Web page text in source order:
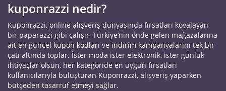
kuponrazzi nedir?
Kuponrazzi, online alışveriş dünyasında fırsatları kovalayan
bir paparazzi gibi çalışır, Türkiye’nin önde gelen mağazalarına
ait en güncel kupon kodları ve indirim kampanyalarını tek bir
çatı altında toplar. İster moda ister elektronik, ister günlük
ihtiyaçlar olsun, her kategoride en uygun fırsatları
kullanıcılarıyla buluşturan Kuponrazzi, alışveriş yaparken
bütçeden tasarruf etmeyi sağlar.